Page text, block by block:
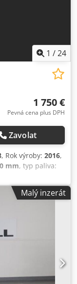
1 /24
1 750 €
Pevná cena plus DPH
Zavolat
, Rok výroby: 2016,
mm, typ paliva:
, celková
Af Uerf
Malý inzerát